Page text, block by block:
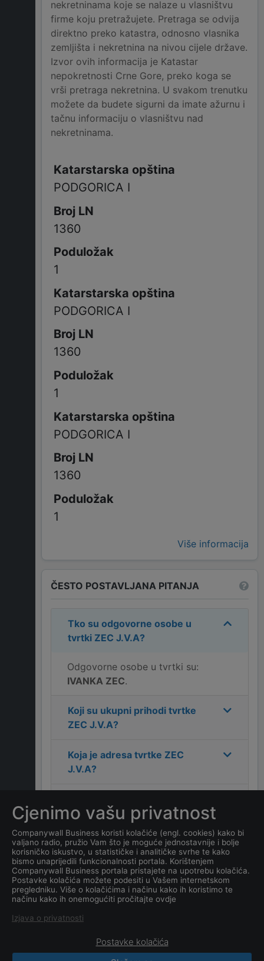
nekretninama koje se nalaze u vlasništvu
firme koju pretražujete. Pretraga se odvija
direktno preko katastra, odnosno vlasnika
zemljišta i nekretnina na nivou cijele države.
Izvor ovih informacija je Katastar
nepokretnosti Crne Gore, preko koga se
vrši pretraga nekretnina. U svakom trenutku
možete da budete sigurni da imate ažurnu i
tačnu informaciju o vlasništvu nad
nekretninama.
PODGORICA I
1360
1
PODGORICA I
1360
1
PODGORICA I
1360
1
Više informacija
ČESTO POSTAVLJANA PITANJA
Tko su odgovorne osobe u
tvrtki ZEC J.V.A?
Odgovorne osobe u tvrtki su:
IVANKA ZEC.
Koji su ukupni prihodi tvrtke
ZEC J.V.A?
Koja je adresa tvrtke ZEC
J.V.A?
J.V.A?
Koliko ima zaposlenih
kompanijaZEC J.V.A?
Koji je datum osnivanja
tvrtkeZEC J.V.A?
Cjenimo vašu privatnost
Companywall Business koristi kolačiće (engl. cookies) kako bi
valjano radio, pružio Vam što je moguće jednostavnije i bolje
korisničko iskustvo, u statističke i analitičke svrhe te kako
bismo unaprijedili funkcionalnosti portala. Korištenjem
Companywall Business portala pristajete na upotrebu kolačića.
Postavke kolačića možete podesiti u Vašem internetskom
pregledniku. Više o kolačićima i načinu kako ih koristimo te
načinu kako ih onemogućiti pročitajte ovdje
Izjava o privatnosti
Postavke kolačića